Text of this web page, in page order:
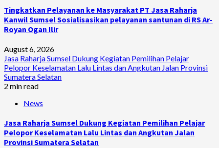
Tingkatkan Pelayanan ke Masyarakat PT Jasa Raharja
Kanwil Sumsel Sosialisasikan pelayanan santunan di RS Ar-
Royan Ogan Ilir
August 6, 2026
Jasa Raharja Sumsel Dukung Kegiatan Pemilihan Pelajar
Pelopor Keselamatan Lalu Lintas dan Angkutan Jalan Provinsi
Sumatera Selatan
2 min read
News
Jasa Raharja Sumsel Dukung Kegiatan Pemilihan Pelajar
Pelopor Keselamatan Lalu Lintas dan Angkutan Jalan
Provinsi Sumatera Selatan